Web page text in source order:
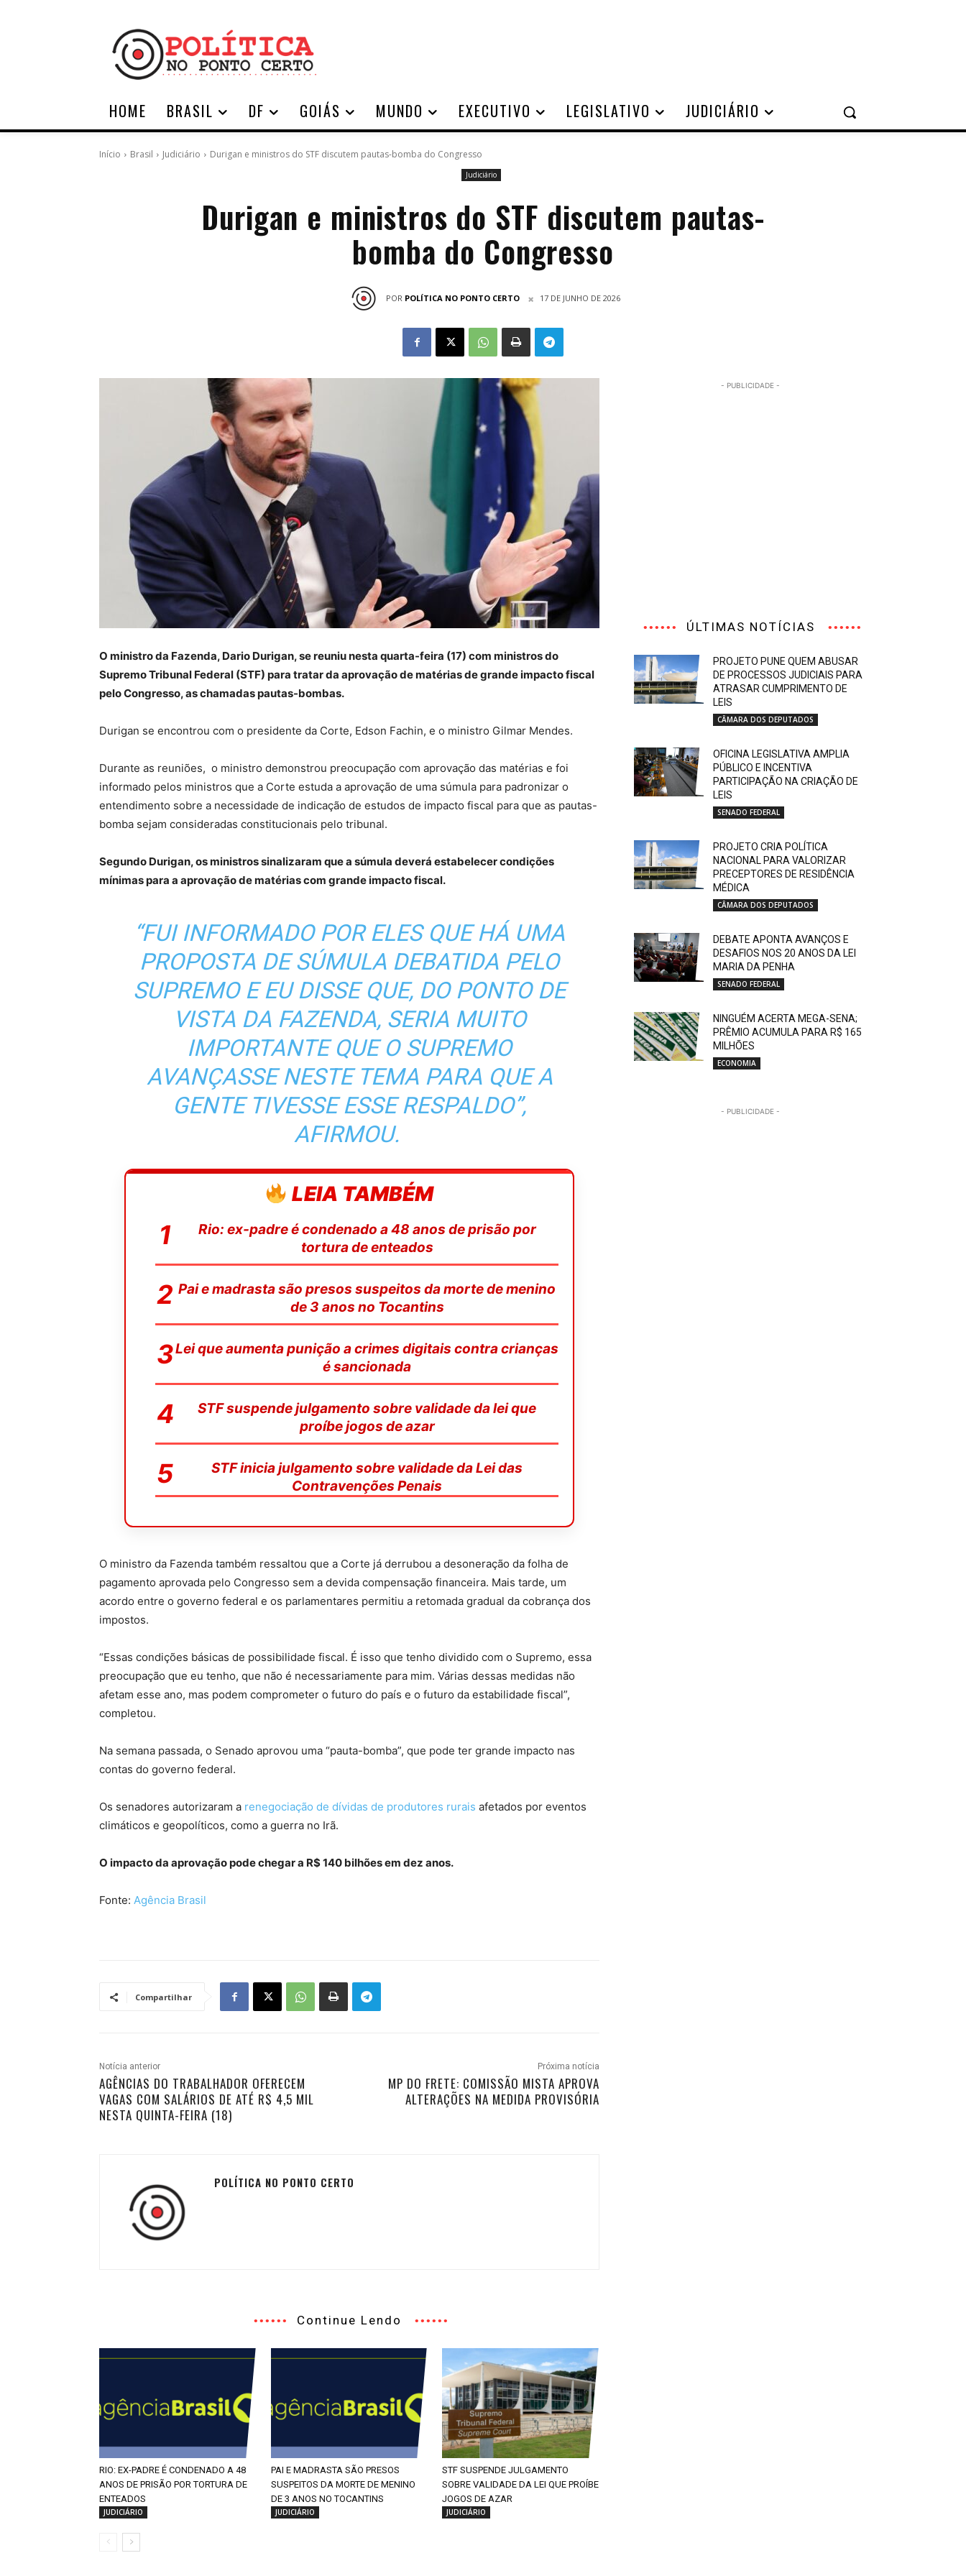
HOME BRASIL DF GOIÁS MUNDO EXECUTIVO LEGISLATIVO JUDICIÁRIO
Início Brasil Judiciário Durigan e ministros do STF discutem pautas-bomba do Congresso
Judiciário
Durigan e ministros do STF discutem pautas-
bomba do Congresso
POR POLÍTICA NO PONTO CERTO 17 DE JUNHO DE 2026
O ministro da Fazenda, Dario Durigan, se reuniu nesta quarta-feira (17) com ministros do
Supremo Tribunal Federal (STF) para tratar da aprovação de matérias de grande impacto fiscal
pelo Congresso, as chamadas pautas-bombas.
Durigan se encontrou com o presidente da Corte, Edson Fachin, e o ministro Gilmar Mendes.
Durante as reuniões, o ministro demonstrou preocupação com aprovação das matérias e foi
informado pelos ministros que a Corte estuda a aprovação de uma súmula para padronizar o
entendimento sobre a necessidade de indicação de estudos de impacto fiscal para que as pautas-
bomba sejam consideradas constitucionais pelo tribunal.
Segundo Durigan, os ministros sinalizaram que a súmula deverá estabelecer condições
mínimas para a aprovação de matérias com grande impacto fiscal.
“FUI INFORMADO POR ELES QUE HÁ UMA
PROPOSTA DE SÚMULA DEBATIDA PELO
SUPREMO E EU DISSE QUE, DO PONTO DE
VISTA DA FAZENDA, SERIA MUITO
IMPORTANTE QUE O SUPREMO
AVANÇASSE NESTE TEMA PARA QUE A
GENTE TIVESSE ESSE RESPALDO”,
AFIRMOU.
LEIA TAMBÉM
Rio: ex-padre é condenado a 48 anos de prisão por
tortura de enteados
Pai e madrasta são presos suspeitos da morte de menino
de 3 anos no Tocantins
Lei que aumenta punição a crimes digitais contra crianças
é sancionada
STF suspende julgamento sobre validade da lei que
proíbe jogos de azar
STF inicia julgamento sobre validade da Lei das
Contravenções Penais
O ministro da Fazenda também ressaltou que a Corte já derrubou a desoneração da folha de
pagamento aprovada pelo Congresso sem a devida compensação financeira. Mais tarde, um
acordo entre o governo federal e os parlamentares permitiu a retomada gradual da cobrança dos
impostos.
“Essas condições básicas de possibilidade fiscal. É isso que tenho dividido com o Supremo, essa
preocupação que eu tenho, que não é necessariamente para mim. Várias dessas medidas não
afetam esse ano, mas podem comprometer o futuro do país e o futuro da estabilidade fiscal”,
completou.
Na semana passada, o Senado aprovou uma “pauta-bomba”, que pode ter grande impacto nas
contas do governo federal.
Os senadores autorizaram a renegociação de dívidas de produtores rurais afetados por eventos
climáticos e geopolíticos, como a guerra no Irã.
O impacto da aprovação pode chegar a R$ 140 bilhões em dez anos.
Fonte: Agência Brasil
Compartilhar
Notícia anterior
AGÊNCIAS DO TRABALHADOR OFERECEM
VAGAS COM SALÁRIOS DE ATÉ R$ 4,5 MIL
NESTA QUINTA-FEIRA (18)
Próxima notícia
MP DO FRETE: COMISSÃO MISTA APROVA
ALTERAÇÕES NA MEDIDA PROVISÓRIA
POLÍTICA NO PONTO CERTO
Continue Lendo
RIO: EX-PADRE É CONDENADO A 48
ANOS DE PRISÃO POR TORTURA DE
ENTEADOS
JUDICIÁRIO
PAI E MADRASTA SÃO PRESOS
SUSPEITOS DA MORTE DE MENINO
DE 3 ANOS NO TOCANTINS
JUDICIÁRIO
STF SUSPENDE JULGAMENTO
SOBRE VALIDADE DA LEI QUE PROÍBE
JOGOS DE AZAR
JUDICIÁRIO
- PUBLICIDADE -
ÚLTIMAS NOTÍCIAS
PROJETO PUNE QUEM ABUSAR
DE PROCESSOS JUDICIAIS PARA
ATRASAR CUMPRIMENTO DE
LEIS
CÂMARA DOS DEPUTADOS
OFICINA LEGISLATIVA AMPLIA
PÚBLICO E INCENTIVA
PARTICIPAÇÃO NA CRIAÇÃO DE
LEIS
SENADO FEDERAL
PROJETO CRIA POLÍTICA
NACIONAL PARA VALORIZAR
PRECEPTORES DE RESIDÊNCIA
MÉDICA
CÂMARA DOS DEPUTADOS
DEBATE APONTA AVANÇOS E
DESAFIOS NOS 20 ANOS DA LEI
MARIA DA PENHA
SENADO FEDERAL
NINGUÉM ACERTA MEGA-SENA;
PRÊMIO ACUMULA PARA R$ 165
MILHÕES
ECONOMIA
- PUBLICIDADE -